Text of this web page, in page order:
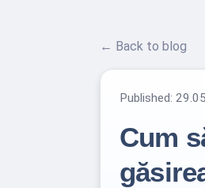
← Back to blog
Published:
Cum